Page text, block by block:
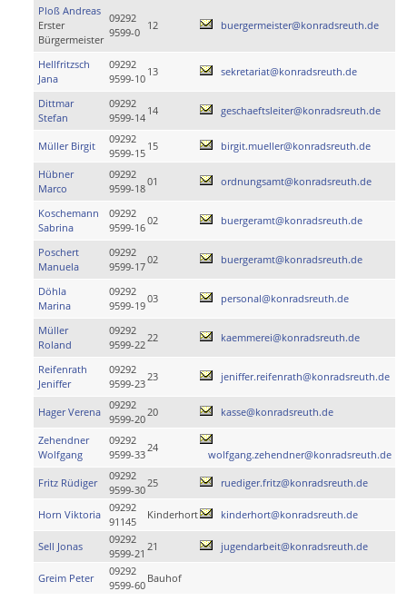
Ploß Andreas
Erster
Bürgermeister
09292
9599-0
12 buergermeister@konradsreuth.de
Hellfritzsch
Jana
09292
9599-10
13 sekretariat@konradsreuth.de
Dittmar
Stefan
09292
9599-14
14 geschaeftsleiter@konradsreuth.de
Müller Birgit
09292
9599-15
15 birgit.mueller@konradsreuth.de
Hübner
Marco
09292
9599-18
01 ordnungsamt@konradsreuth.de
Koschemann
Sabrina
09292
9599-16
02 buergeramt@konradsreuth.de
Poschert
Manuela
09292
9599-17
02 buergeramt@konradsreuth.de
Döhla
Marina
09292
9599-19
03 personal@konradsreuth.de
Müller
Roland
09292
9599-22
22 kaemmerei@konradsreuth.de
Reifenrath
Jeniffer
09292
9599-23
23 jeniffer.reifenrath@konradsreuth.de
Hager Verena
09292
9599-20
20 kasse@konradsreuth.de
Zehendner
Wolfgang
09292
9599-33
24
wolfgang.zehendner@konradsreuth.de
Fritz Rüdiger
09292
9599-30
25 ruediger.fritz@konradsreuth.de
Horn Viktoria
09292
91145
Kinderhort kinderhort@konradsreuth.de
Sell Jonas
09292
9599-21
21 jugendarbeit@konradsreuth.de
Greim Peter
09292
9599-60
Bauhof